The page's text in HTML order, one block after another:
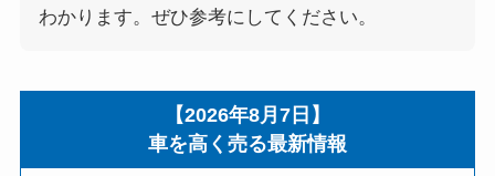
わかります。ぜひ参考にしてください。
【2026年8月7日】
車を高く売る最新情報